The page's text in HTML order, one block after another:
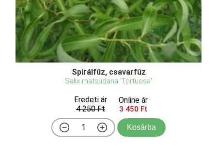
Spirálfűz, csavarfűz
Salix matsudana 'Tortuosa'
Eredeti ár
4 250 Ft
Online ár
3 450 Ft
Kosárba